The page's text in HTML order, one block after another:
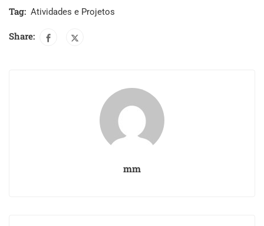
Tag: Atividades e Projetos
Share:
mm